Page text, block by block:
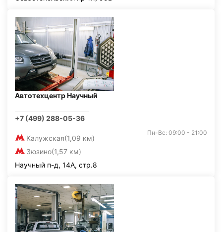
Автотехцентр Научный
+7 (499) 288-05-36
Калужская(1,09 км)
Зюзино(1,57 км)
Пн-Вс: 09:00 - 21:00
Научный п-д, 14А, стр.8